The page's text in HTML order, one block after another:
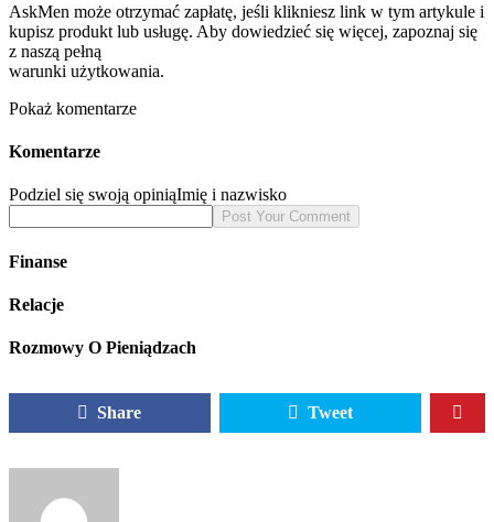
AskMen może otrzymać zapłatę, jeśli klikniesz link w tym artykule i
kupisz produkt lub usługę. Aby dowiedzieć się więcej, zapoznaj się
z naszą pełną
warunki użytkowania.
Pokaż komentarze
Komentarze
Podziel się swoją opiniąImię i nazwisko
Finanse
Relacje
Rozmowy O Pieniądzach
Share Tweet